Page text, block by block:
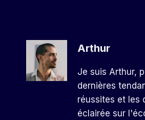
Arthur
Je suis Arthur,
dernières
réussites et les
éclairée sur